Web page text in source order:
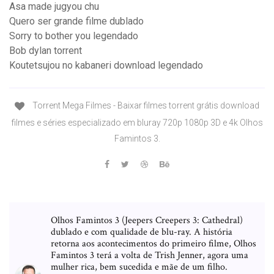
Asa made jugyou chu
Quero ser grande filme dublado
Sorry to bother you legendado
Bob dylan torrent
Koutetsujou no kabaneri download legendado
Torrent Mega Filmes - Baixar filmes torrent grátis download
filmes e séries especializado em bluray 720p 1080p 3D e 4k Olhos
Famintos 3.
Olhos Famintos 3 (Jeepers Creepers 3: Cathedral)
dublado e com qualidade de blu-ray. A história
retorna aos acontecimentos do primeiro filme, Olhos
Famintos 3 terá a volta de Trish Jenner, agora uma
mulher rica, bem sucedida e mãe de um filho.